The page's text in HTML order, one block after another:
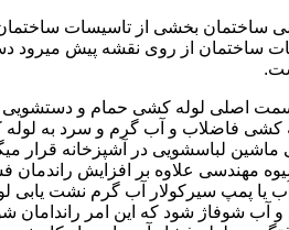
ساختمان بخشی از تاسیسات
ساختمان از روی نقشه پیش
اصلی لوله کشی حمام و دستشویی
کشی فاضلاب و آب گرم و سرد به لوله
ماشین لباسشویی در آشپزخانه
مهندسی علاوه بر افزایش
پمپ سیرکولار آب گرم نشت یابی